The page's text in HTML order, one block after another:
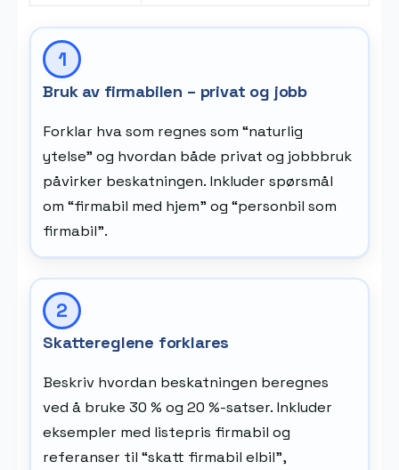
Bruk av firmabilen – privat og jobb
Forklar hva som regnes som “naturlig
ytelse” og hvordan både privat og jobbbruk
påvirker beskatningen. Inkluder spørsmål
om “firmabil med hjem” og “personbil som
firmabil”.
Skattereglene forklares
Beskriv hvordan beskatningen beregnes
ved å bruke 30 % og 20 %-satser. Inkluder
eksempler med listepris firmabil og
referanser til “skatt firmabil elbil”,